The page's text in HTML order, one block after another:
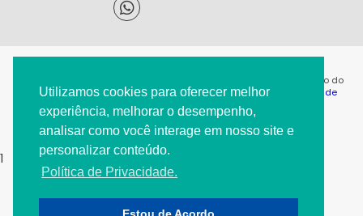
Utilizamos cookies para oferecer melhor
experiência, melhorar o desempenho,
analisar como você interage em nosso site e
personalizar conteúdo.
Política de Privacidade.
@2021 - Todos os direitos reservados. É permitida a reprodução do
conteúdo desta página desde que citada a origem. |
Política de
Privacidade
1